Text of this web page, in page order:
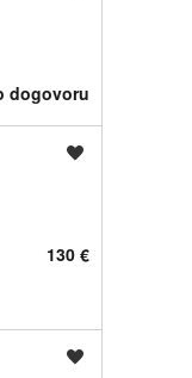
dogovoru
130 €